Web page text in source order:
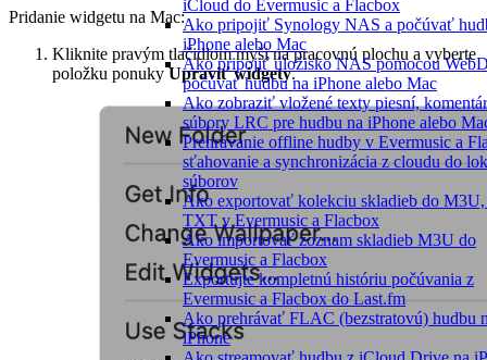
iCloud do Evermusic a Flacbox
Ako pripojiť Synology NAS a počúvať
iPhone alebo Mac
Ako pripojiť úložisko NAS pomocou
počúvať hudbu na iPhone alebo Mac
Ako zobraziť vložené texty piesní,
súbory LRC pre hudbu na iPhone alebo
Prehrávanie offline hudby v Evermusic a
sťahovanie a synchronizácia z cloudu do
súborov
Ako exportovať kolekciu skladieb do
TXT v Evermusic a Flacbox
Ako importovať zoznam skladieb M3U do
Evermusic a Flacbox
Exportujte kompletnú históriu počúvania z
Evermusic a Flacbox do Last.fm
Ako prehrávať FLAC (bezstratovú) hudbu
iPhone
Pridanie widgetu na Mac:
Kliknite pravým tlačidlom myši na pracovnú plochu a vyberte
položku ponukyUpraviť widgety.